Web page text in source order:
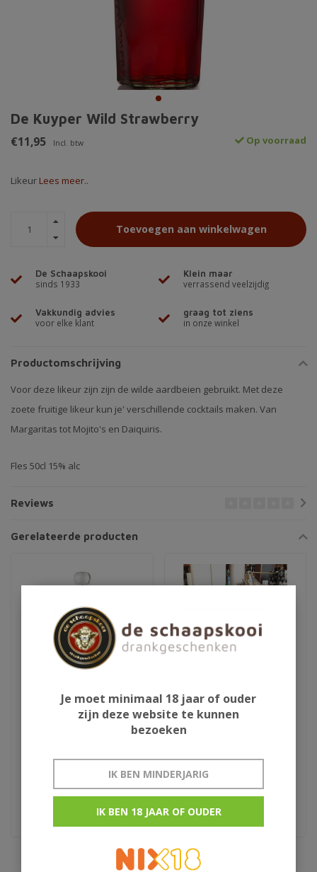
De Kuyper Wild Strawberry
€11,95 Incl. btw Op voorraad
Likeur Lees meer..
Toevoegen aan winkelwagen
De Schaapskooi
sinds 1933
Klein maar
verrassend veelzijdig
Vakkundig advies
voor elke klant
graag tot ziens
in onze winkel
Productomschrijving
Voor deze likeur zijn zijn de wilde aardbeien gebruikt. Met deze
zoete fruitige likeur kun je' verschillende cocktails maken. Van
Margaritas tot Mojito's en Daiquiris.
Fles 50cl 15% alc
Reviews
Gerelateerde producten
Aura Teranino
Schlaapmutske uit
Woensdrecht
€13,50
Je moet minimaal 18 jaar of ouder
zijn deze website te kunnen
bezoeken
IK BEN MINDERJARIG
IK BEN 18 JAAR OF OUDER